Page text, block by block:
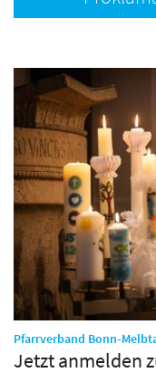
Pfarrverband Bonn-
Jetzt anmelden